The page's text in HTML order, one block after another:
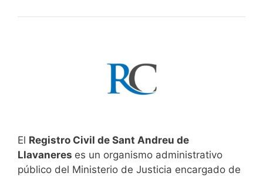
El Registro Civil de Sant Andreu de
Llavaneres es un organismo administrativo
público del Ministerio de Justicia encargado de